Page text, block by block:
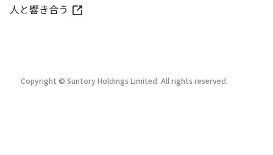
人と響き合う
Copyright © Suntory Holdings Limited. All rights reserved.